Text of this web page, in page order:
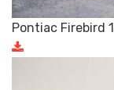
Pontiac Firebird